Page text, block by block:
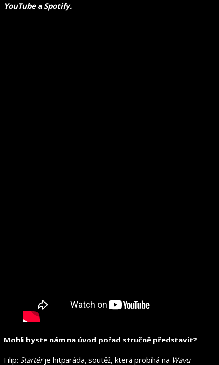
YouTubea Spotify.
Mohli byste nám na úvod pořad stručně představit?
Filip: Startérje hitparáda, soutěž, která probíhá na Wavu